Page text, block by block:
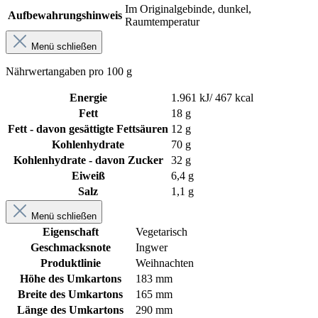
Aufbewahrungshinweis
Im Originalgebinde, dunkel,
Raumtemperatur
Menü schließen
Nährwertangaben pro 100 g
Energie
1.961 kJ/ 467 kcal
Fett
18 g
Fett - davon gesättigte Fettsäuren 12 g
Kohlenhydrate
70 g
Kohlenhydrate - davon Zucker
32 g
Eiweiß
6,4 g
Salz
1,1 g
Menü schließen
Eigenschaft
Vegetarisch
Geschmacksnote
Ingwer
Produktlinie
Weihnachten
Höhe des Umkartons
183 mm
Breite des Umkartons
165 mm
Länge des Umkartons
290 mm